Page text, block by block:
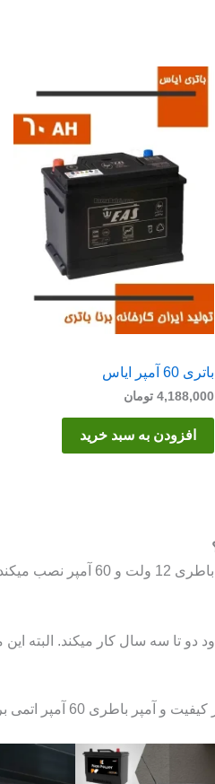
باتری 60 آمپر ایاس
4,188,000 تومان
افزودن به سبد خرید